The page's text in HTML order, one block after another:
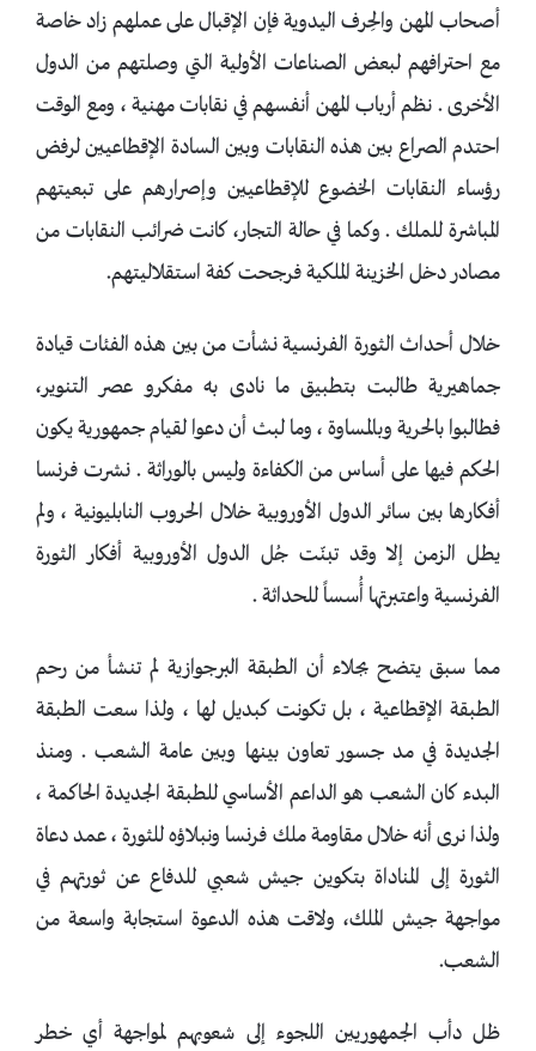
أصحاب المهن والحِرف اليدوية فإن الإقبال على عملهم زاد خاصة
مع احترافهم لبعض الصناعات الأولية التي وصلتهم من الدول
الأخرى . نظم أرباب المهن أنفسهم في نقابات مهنية ، ومع الوقت
احتدم الصراع بين هذه النقابات وبين السادة الإقطاعيين لرفض
رؤساء النقابات الخضوع للإقطاعيين وإصرارهم على تبعيتهم
المباشرة للملك . وكما في حالة التجار، كانت ضرائب النقابات من
مصادر دخل الخزينة الملكية فرجحت كفة استقلاليتهم.
خلال أحداث الثورة الفرنسية نشأت من بين هذه الفئات قيادة
جماهيرية طالبت بتطبيق ما نادى به مفكرو عصر التنوير،
فطالبوا بالحرية وبالمساوة ، وما لبث أن دعوا لقيام جمهورية يكون
الحكم فيها على أساس من الكفاءة وليس بالوراثة . نشرت فرنسا
أفكارها بين سائر الدول الأوروبية خلال الحروب النابليونية ، ولم
يطل الزمن إلا وقد تبنّت جُل الدول الأوروبية أفكار الثورة
الفرنسية واعتبرتها أُسساً للحداثة .
مما سبق يتضح بجلاء أن الطبقة البرجوازية لم تنشأ من رحم
الطبقة الإقطاعية ، بل تكونت كبديل لها ، ولذا سعت الطبقة
الجديدة في مد جسور تعاون بينها وبين عامة الشعب . ومنذ
البدء كان الشعب هو الداعم الأساسي للطبقة الجديدة الحاكمة ،
ولذا نرى أنه خلال مقاومة ملك فرنسا ونبلاؤه للثورة ، عمد دعاة
الثورة إلى المناداة بتكوين جيش شعبي للدفاع عن ثورتهم في
مواجهة جيش الملك، ولاقت هذه الدعوة استجابة واسعة من
الشعب.
ظل دأب الجمهوريين اللجوء إلى شعوبهم لمواجهة أي خطر